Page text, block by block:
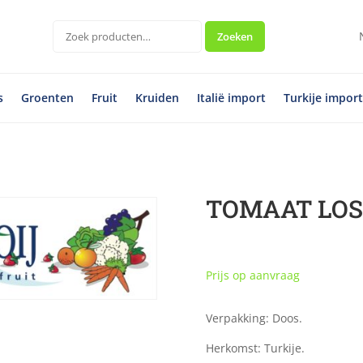
Zoeken
Zoeken
Groenten Fruit Kruiden Italië import Turkije import
TOMAAT
Prijs op aanvraag
Verpakking: Doos.
Herkomst: Turkije.